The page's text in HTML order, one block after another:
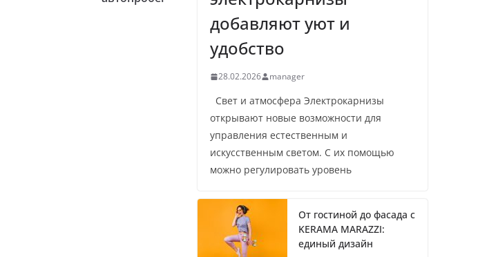
добавляют уют и
удобство
28.02.2026 manager
Свет и атмосфера Электрокарнизы
открывают новые возможности для
управления естественным и
искусственным светом. С их помощью
можно регулировать уровень
От гостиной до фасада с
KERAMA MARAZZI:
единый дизайн